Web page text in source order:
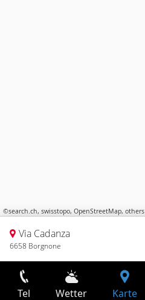
©search.ch, swisstopo, OpenStreetMap, others
Via Cadanza
6658 Borgnone
Tel Wetter Karte